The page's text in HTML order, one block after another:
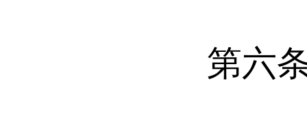
第六